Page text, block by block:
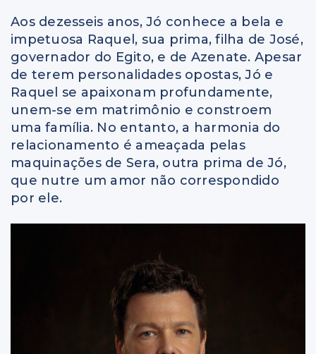
Aos dezesseis anos, Jó conhece a bela e
impetuosa Raquel, sua prima, filha de José,
governador do Egito, e de Azenate. Apesar
de terem personalidades opostas, Jó e
Raquel se apaixonam profundamente,
unem-se em matrimônio e constroem
uma família. No entanto, a harmonia do
relacionamento é ameaçada pelas
maquinações de Sera, outra prima de Jó,
que nutre um amor não correspondido
por ele.